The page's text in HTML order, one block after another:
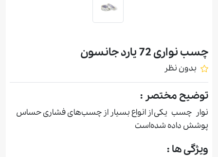
چسب نواری 72 یارد جانسون
بدون نظر
توضیح مختصر :
نوار چسب یکی از انواع بسیار از چسب‌های فشاری حساس
پوشش داده شده‌است
ویژگی ها :